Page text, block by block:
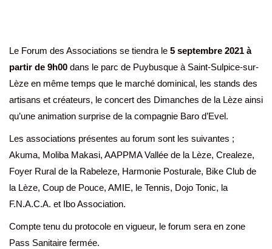
Le Forum des Associations se tiendra le 5 septembre 2021 à
partir de 9h00 dans le parc de Puybusque à Saint-Sulpice-sur-
Lèze en même temps que le marché dominical, les stands des
artisans et créateurs, le concert des Dimanches de la Lèze ainsi
qu’une animation surprise de la compagnie Baro d’Evel.
Les associations présentes au forum sont les suivantes ;
Akuma, Moliba Makasi, AAPPMA Vallée de la Lèze, Crealeze,
Foyer Rural de la Rabeleze, Harmonie Posturale, Bike Club de
la Lèze, Coup de Pouce, AMIE, le Tennis, Dojo Tonic, la
F.N.A.C.A. et Ibo Association.
Compte tenu du protocole en vigueur, le forum sera en zone
Pass Sanitaire fermée.